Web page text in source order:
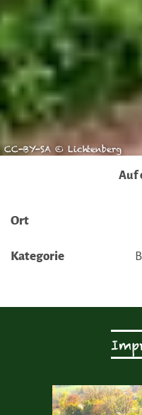
CC-BY-SA © Lichtenberg
Auf
Ort
Kategorie